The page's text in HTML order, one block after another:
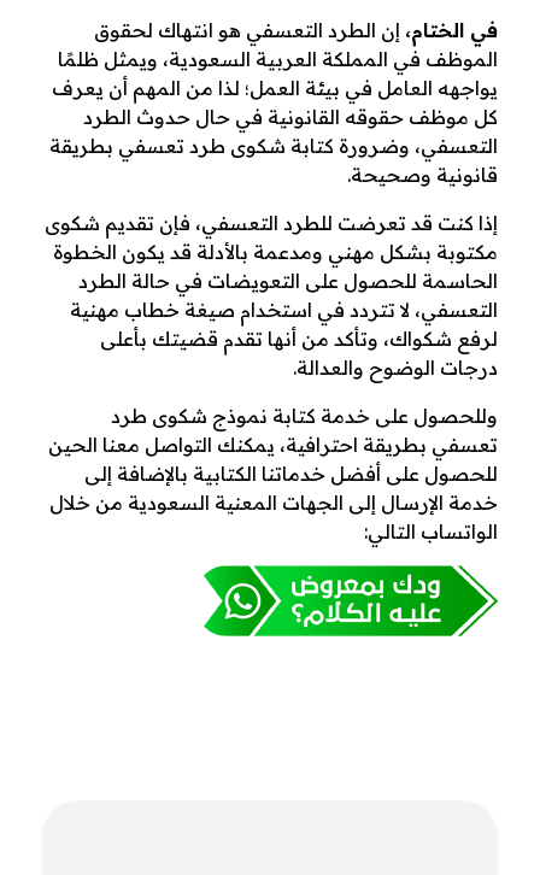
في الختام، إن الطرد التعسفي هو انتهاك لحقوق
الموظف في المملكة العربية السعودية، ويمثل ظلمًا
يواجهه العامل في بيئة العمل؛ لذا من المهم أن يعرف
كل موظف حقوقه القانونية في حال حدوث الطرد
التعسفي، وضرورة كتابة شكوى طرد تعسفي بطريقة
قانونية وصحيحة.
إذا كنت قد تعرضت للطرد التعسفي، فإن تقديم شكوى
مكتوبة بشكل مهني ومدعمة بالأدلة قد يكون الخطوة
الحاسمة للحصول على التعويضات في حالة الطرد
التعسفي، لا تتردد في استخدام صيغة خطاب مهنية
لرفع شكواك، وتأكد من أنها تقدم قضيتك بأعلى
درجات الوضوح والعدالة.
وللحصول على خدمة كتابة نموذج شكوى طرد
تعسفي بطريقة احترافية، يمكنك التواصل معنا الحين
للحصول على أفضل خدماتنا الكتابية بالإضافة إلى
خدمة الإرسال إلى الجهات المعنية السعودية من خلال
الواتساب التالي: